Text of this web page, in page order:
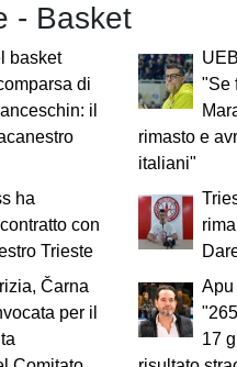
- Basket
basket
di
il
"Se
rimasto e
italiani"
ha
con
Trieste
Čarna
per il
Apu
17